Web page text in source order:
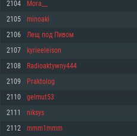
최소사양
운영체제: Windows 10 (64 bit)
프로세서: 2.2 GHz 듀얼코어 이상
메모리: 4GB
그래픽 카드: DirectX 11 이상을 지원하
GeForce GT 660. 최소 사양 해상도: 720p
최소사양
운영체제: Mac OS Big Sur 11.0
프로세서: 최소 2.2 GHz의 Core i5
메모리: 6 GB
그래픽 카드: Metal 을 지원하는 Intel
능을 가지는 Mac 버전의 AMD/Nvidia.
최소사양
운영체제: 64bit Linux 중 최신 버전
프로세서: 2.4 GHz 듀얼코어
메모리: 4 GB
그래픽 카드: Vulkan 을 지원하고, 최신
660 (6개월 미만) 혹은 그와 동급의 성
원하는 AMD (6개월 미만; 최소사양 지
2104 Mora__
2105 minoaki
2106 Лещ под Пивом
2107 kyrieeleison
2108 Radioaktywny444
2109 Praktolog
2110 gelmut53
2111 niksys
2112 mmm1mmm